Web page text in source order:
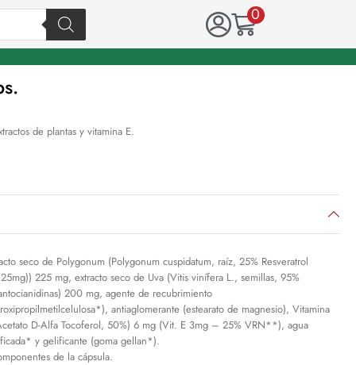
0
de plantas y vitamina E.
seco de Polygonum (Polygonum cuspidatum, raíz, 25% Resveratrol
225 mg, extracto seco de Uva (Vitis vinífera L., semillas, 95%
200 mg, agente de recubrimiento
antiaglomerante (estearato de magnesio), Vitamina
D-Alfa Tocoferol, 50%) 6 mg (Vit. E 3mg – 25% VRN**), agua
y gelificante (goma gellan*).
de la cápsula.